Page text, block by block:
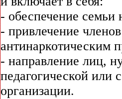
- обеспечение
- привлечение
антинаркотическим
- направление лиц,
педагогической или
организации.